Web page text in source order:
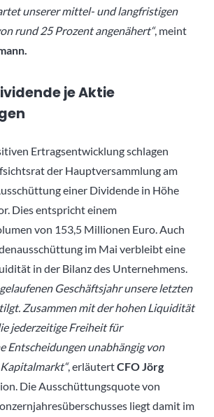
unserer mittel- und langfristigen
rund 25 Prozent angenähert“, meint
je Aktie
Ertragsentwicklung schlagen
der Hauptversammlung am
einer Dividende in Höhe
Dies entspricht einem
von 153,5 Millionen Euro. Auch
im Mai verbleibt eine
in der Bilanz des Unternehmens.
Geschäftsjahr unsere letzten
Zusammen mit der hohen Liquidität
jederzeitige Freiheit für
Entscheidungen unabhängig von
, erläutertCFO Jörg
Die Ausschüttungsquote von
liegt damit im